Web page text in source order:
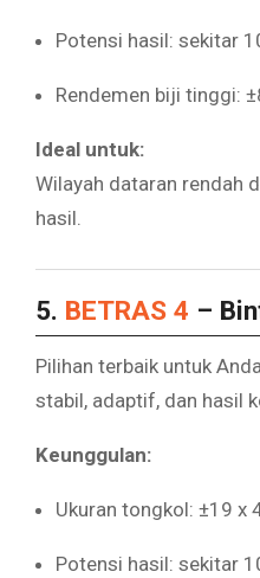
Potensi hasil: sekitar
Rendemen biji tinggi:
Ideal untuk:
Wilayah dataran rendah
hasil.
5. BETRAS 4 –
Pilihan terbaik untuk
stabil, adaptif, dan hasil
Keunggulan:
Ukuran tongkol: ±19 x
Potensi hasil: sekitar